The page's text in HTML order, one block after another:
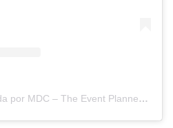
Una publicación compartida por MDC – The Event Planners Magazine (@mdc_magazine)